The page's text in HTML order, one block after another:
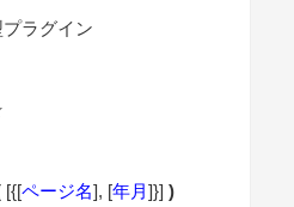
ラグイン
[{[ページ名], [年月]}])